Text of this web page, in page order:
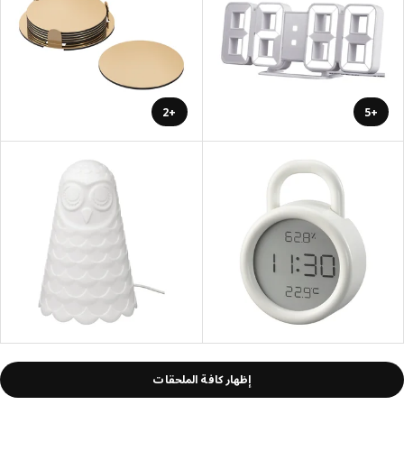
+5
+2
إظهار كافة الملحقات